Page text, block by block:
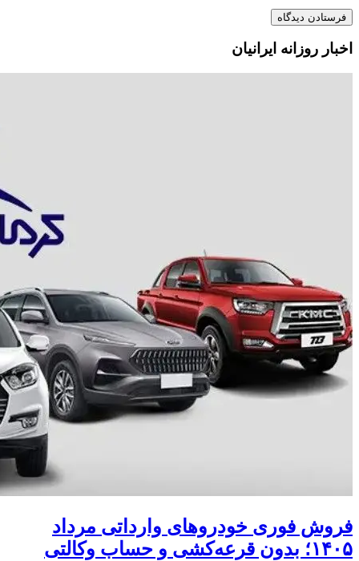
اخبار روزانه ایرانیان
فروش فوری خودروهای وارداتی مرداد
۱۴۰۵؛ بدون قرعه‌کشی و حساب وکالتی